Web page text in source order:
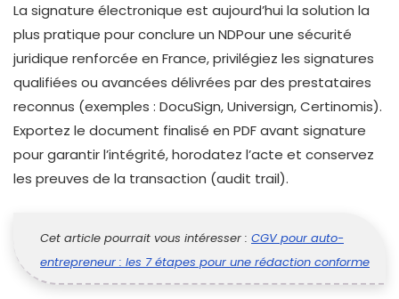
La signature électronique est aujourd’hui la solution la
plus pratique pour conclure un NDPour une sécurité
juridique renforcée en France, privilégiez les signatures
qualifiées ou avancées délivrées par des prestataires
reconnus (exemples : DocuSign, Universign, Certinomis).
Exportez le document finalisé en PDF avant signature
pour garantir l’intégrité, horodatez l’acte et conservez
les preuves de la transaction (audit trail).
Cet article pourrait vous intéresser : CGV pour auto-
entrepreneur : les 7 étapes pour une rédaction conforme